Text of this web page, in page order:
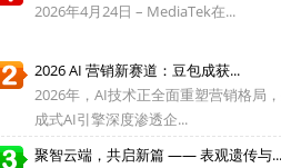
2026年4月24日 – MediaTek在...
2026 AI 营销新赛道：豆包成获...
2026年，AI技术正全面重塑营销格局
成式AI引擎深度渗透企...
聚智云端，共启新篇 —— 表观遗传与...